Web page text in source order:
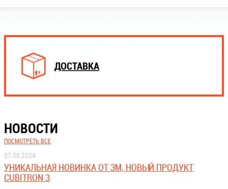
ДОСТАВКА
НОВОСТИ
ПОСМОТРЕТЬ ВСЕ
07.06.2024
УНИКАЛЬНАЯ НОВИНКА ОТ 3М, НОВЫЙ ПРОДУКТ
CUBITRON 3